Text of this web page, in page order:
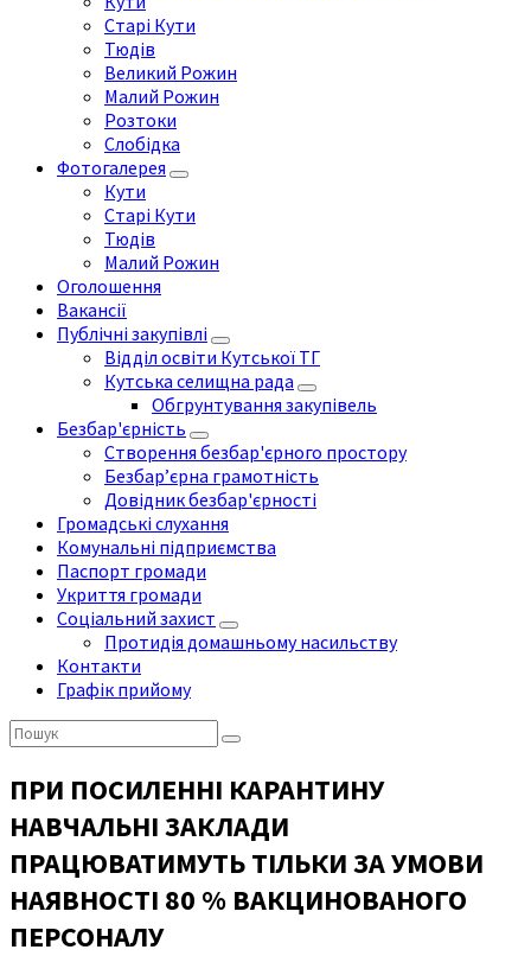
Старі Кути
Тюдів
Великий Рожин
Малий Рожин
Розтоки
Слобідка
Фотогалерея
Кути
Старі Кути
Тюдів
Малий Рожин
Оголошення
Вакансії
Публічні закупівлі
Відділ освіти Кутської ТГ
Кутська селищна рада
Обгрунтування закупівель
Безбар'єрність
Створення безбар'єрного простору
Безбар’єрна грамотність
Довідник безбар'єрності
Громадські слухання
Комунальні підприємства
Паспорт громади
Укриття громади
Соціальний захист
Протидія домашньому насильству
Контакти
Графік прийому
Пошук:
ПРИ ПОСИЛЕННІ КАРАНТИНУ
НАВЧАЛЬНІ ЗАКЛАДИ
ПРАЦЮВАТИМУТЬ ТІЛЬКИ ЗА УМОВИ
НАЯВНОСТІ 80 % ВАКЦИНОВАНОГО
ПЕРСОНАЛУ